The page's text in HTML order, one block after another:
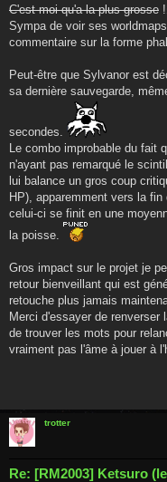
s
a
g
C'est moi qu'a la plus grosse
Sympa de voir ses
commentaire sur la forme
Peut-être que Sylvanor est
sa dernière sauvegarde,
secondes.
Le combo improbable du
n'ayant pas remarqué le
lui balance un gros coup
HP), apparemment vers la
celui-ci se finit en une
la poisse.
Gros impact sur le projet je
retour bienveillant qui est
retouche plus jamais
Merci d'essayer de
de trouver les mots pour
vraiment pas l'âme à jouer à
trotter
Re: [RM2003] Ketsuro